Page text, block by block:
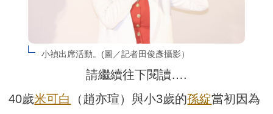
小禎出席活動。(圖／記者田俊彥攝影）
請繼續往下閱讀….
40歲米可白 （趙亦瑄）與小3歲的孫綻當初因為